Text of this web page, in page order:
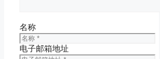
名称
电子邮箱地址